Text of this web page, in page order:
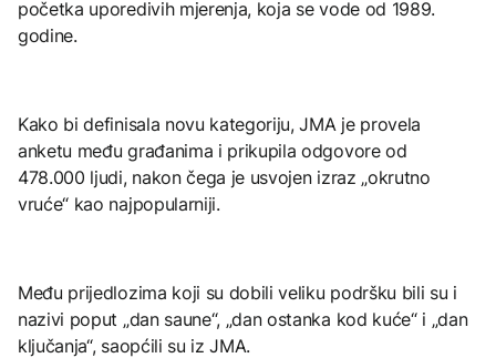
početka uporedivih mjerenja, koja se vode od 1989.
godine.
Kako bi definisala novu kategoriju, JMA je provela
anketu među građanima i prikupila odgovore od
478.000 ljudi, nakon čega je usvojen izraz „okrutno
vruće“ kao najpopularniji.
Među prijedlozima koji su dobili veliku podršku bili su i
nazivi poput „dan saune“, „dan ostanka kod kuće“ i „dan
ključanja“, saopćili su iz JMA.